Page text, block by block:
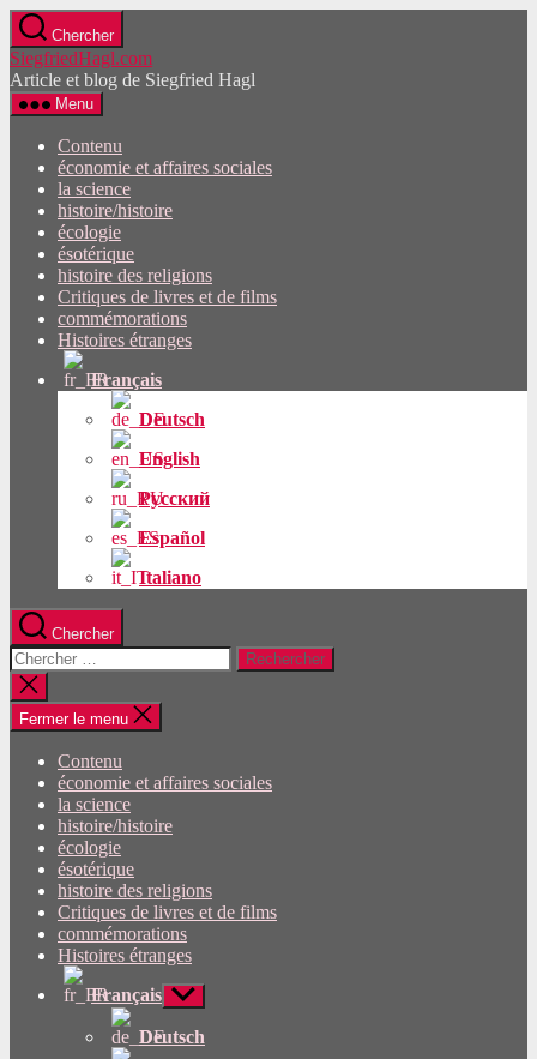
Passez
directement
au
contenu
Chercher
SiegfriedHagl.com
Article et blog de Siegfried Hagl
Menu
Contenu
économie et affaires sociales
la science
histoire/histoire
écologie
ésotérique
histoire des religions
Critiques de livres et de films
commémorations
Histoires étranges
Français
Deutsch
English
Русский
Español
Italiano
Chercher
Rechercher:
Fermer
la
recherche
Fermer le menu
Contenu
économie et affaires sociales
la science
histoire/histoire
écologie
ésotérique
histoire des religions
Critiques de livres et de films
commémorations
Histoires étranges
Français Afficher
le
sous-
menu
Deutsch